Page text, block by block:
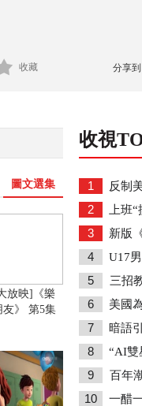
分享到
收藏
圖文選集
放映]《樂
友》 第5集
收視
1 反制
2 上班
3 新版
4 U17
5 三招
6 美國
7 暗語
8 “AI雙
9 百年
10 一醋